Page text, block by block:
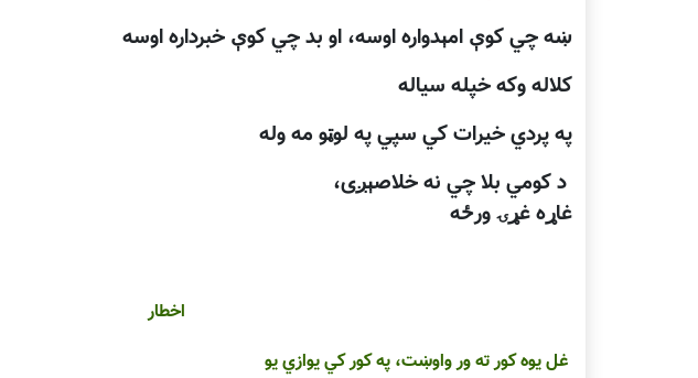
ښه چي کوې امېدواره اوسه، او بد چي کوې خبرداره اوسه
کلاله وکه خپله سياله
په پردي خيرات کي سپي په لوټو مه وله
د كومي بلا چي نه خلاصېږى،
غاړه غړۍ ورځه
اخطار
غل يوه کور ته ور واوښت، په کور کي يوازي يو